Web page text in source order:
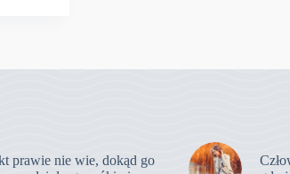
prawie nie wie, dokąd go